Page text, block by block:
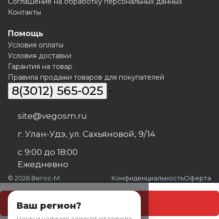
Контакты
Помощь
Условия оплаты
Условия доставки
Гарантия на товар
Правила продажи товаров для покупателей
8(3012) 565-025
site@vegosm.ru
г. Улан-Удэ, ул. Сахьяновой, 9/14
с 9:00 до 18:00
Ежедневно
© 2026 Вегос-М КонфиденциальностьОферта
Ваш регион?